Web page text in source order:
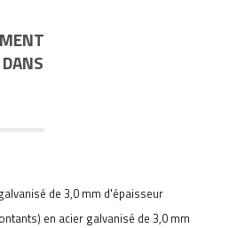
de 3,0 mm d'épaisseur
en acier galvanisé de 3,0 mm